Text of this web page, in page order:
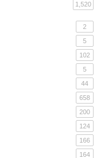
1,520
2
5
102
5
44
658
200
124
166
164